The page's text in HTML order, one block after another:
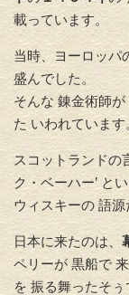
載っています。
当時、ヨーロッパ
盛んでした。
そんな 錬金術師
た いわれています
スコットランドの
ク・ベーハー’ と
ウィスキーの 語源
日本に来たのは、
ペリーが 黒船で
を 振る舞ったそぅ